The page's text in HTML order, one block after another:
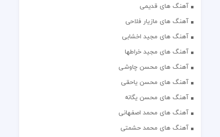
آهنگ های قدیمی
آهنگ های مازیار فلاحی
آهنگ های مجید اخشابی
آهنگ های مجید خراطها
آهنگ های محسن چاوشی
آهنگ های محسن یاحقی
آهنگ های محسن یگانه
آهنگ های محمد اصفهانی
آهنگ های محمد حشمتی